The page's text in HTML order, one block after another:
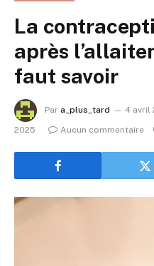
La
après
faut savoir
Par a_plus_tard 4 avril
2025
Aucun commentaire